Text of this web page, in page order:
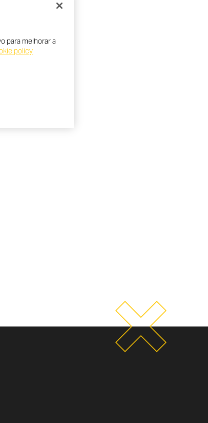
para melhorar a
policy